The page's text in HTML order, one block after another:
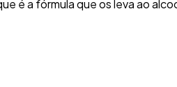
é a fórmula que os leva ao